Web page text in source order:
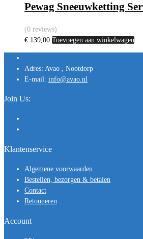
Pewag Sneeuwketting
(0 reviews)
€ 139,00 Toevoegen aan winkelwagen
Adres: Avao , Nootdorp
E-mail: info@avao.nl
Join Us:
Klantenservice
Algemene voorwaarden
Bestellen, bezorgen & betalen
Contact
Retouneren
Account